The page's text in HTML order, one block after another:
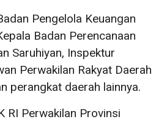
Pengelola Keuangan
Badan Perencanaan
Saruhiyan, Inspektur
Perwakilan Rakyat Daerah
perangkat daerah lainnya.
RI Perwakilan Provinsi